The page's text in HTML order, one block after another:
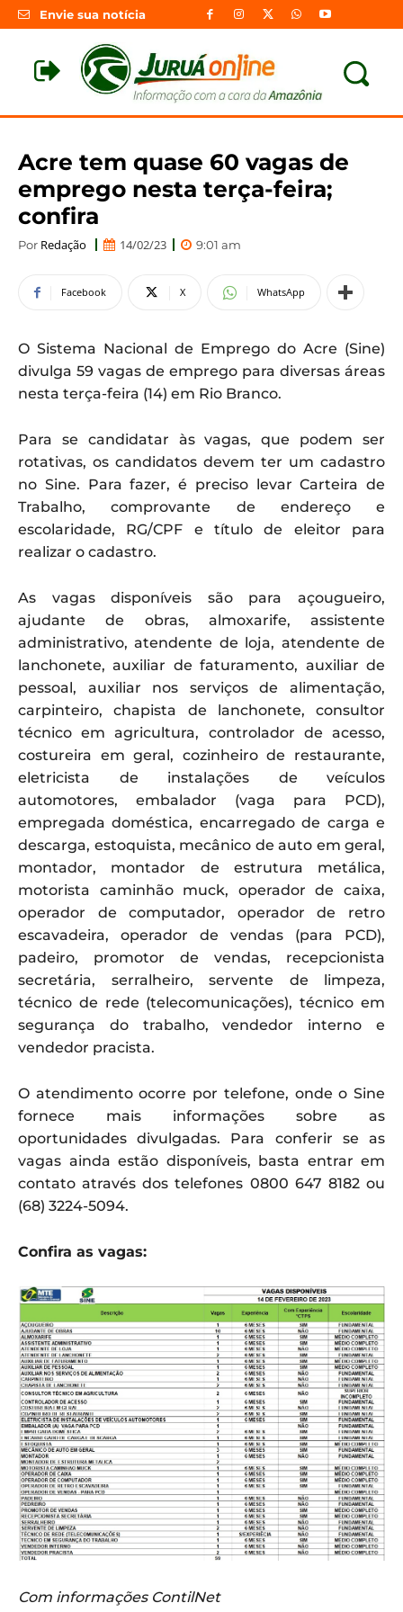
Envie sua notícia
Acre tem quase 60 vagas de
emprego nesta terça-feira;
confira
Por Redação 14/02/23 9:01 am
Facebook X WhatsApp
O Sistema Nacional de Emprego do Acre (Sine)
divulga 59 vagas de emprego para diversas áreas
nesta terça-feira (14) em Rio Branco.
Para se candidatar às vagas, que podem ser
rotativas, os candidatos devem ter um cadastro
no Sine. Para fazer, é preciso levar Carteira de
Trabalho, comprovante de endereço e
escolaridade, RG/CPF e título de eleitor para
realizar o cadastro.
As vagas disponíveis são para açougueiro,
ajudante de obras, almoxarife, assistente
administrativo, atendente de loja, atendente de
lanchonete, auxiliar de faturamento, auxiliar de
pessoal, auxiliar nos serviços de alimentação,
carpinteiro, chapista de lanchonete, consultor
técnico em agricultura, controlador de acesso,
costureira em geral, cozinheiro de restaurante,
eletricista de instalações de veículos
automotores, embalador (vaga para PCD),
empregada doméstica, encarregado de carga e
descarga, estoquista, mecânico de auto em geral,
montador, montador de estrutura metálica,
motorista caminhão muck, operador de caixa,
operador de computador, operador de retro
escavadeira, operador de vendas (para PCD),
padeiro, promotor de vendas, recepcionista
secretária, serralheiro, servente de limpeza,
técnico de rede (telecomunicações), técnico em
segurança do trabalho, vendedor interno e
vendedor pracista.
O atendimento ocorre por telefone, onde o Sine
fornece mais informações sobre as
oportunidades divulgadas. Para conferir se as
vagas ainda estão disponíveis, basta entrar em
contato através dos telefones 0800 647 8182 ou
(68) 3224-5094.
Confira as vagas:
Com informações ContilNet